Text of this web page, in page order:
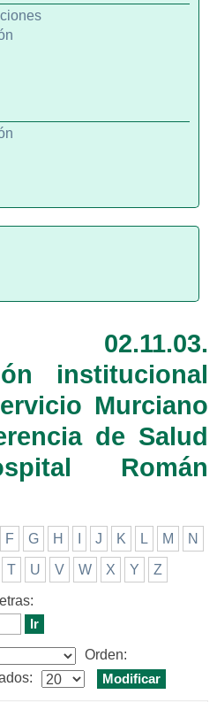
institucional
Murciano
de Salud
Román
F G H J K L M N
T U V W X Y Z
Orden: